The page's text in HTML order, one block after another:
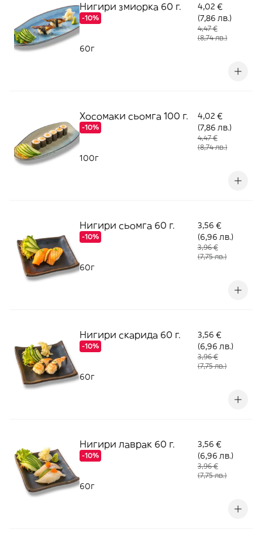
Нигири змиорка 60 г.
-10%
4,02 €
(7,86 лв.)
4,47 €
(8,74 лв.)
60г
Хосомаки сьомга 100 г.
-10%
4,02 €
(7,86 лв.)
4,47 €
(8,74 лв.)
100г
Нигири сьомга 60 г.
-10%
3,56 €
(6,96 лв.)
3,96 €
(7,75 лв.)
60г
Нигири скарида 60 г.
-10%
3,56 €
(6,96 лв.)
3,96 €
(7,75 лв.)
60г
Нигири лаврак 60 г.
-10%
3,56 €
(6,96 лв.)
3,96 €
(7,75 лв.)
60г